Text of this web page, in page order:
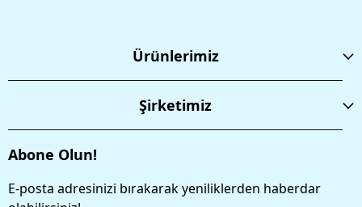
Ürünlerimiz
Şirketimiz
Abone Olun!
E-posta adresinizi bırakarak yeniliklerden haberdar